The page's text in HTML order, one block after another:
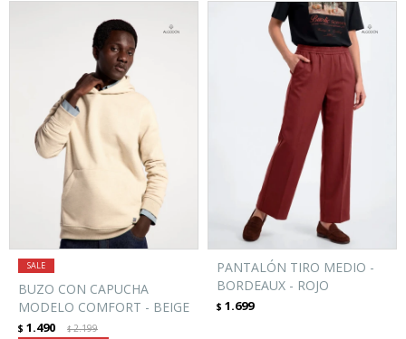
BUZO CON CAPUCHA
MODELO COMFORT - BEIGE
$ 1.490 $2.199
PANTALÓN TIRO MEDIO -
BORDEAUX - ROJO
$ 1.699